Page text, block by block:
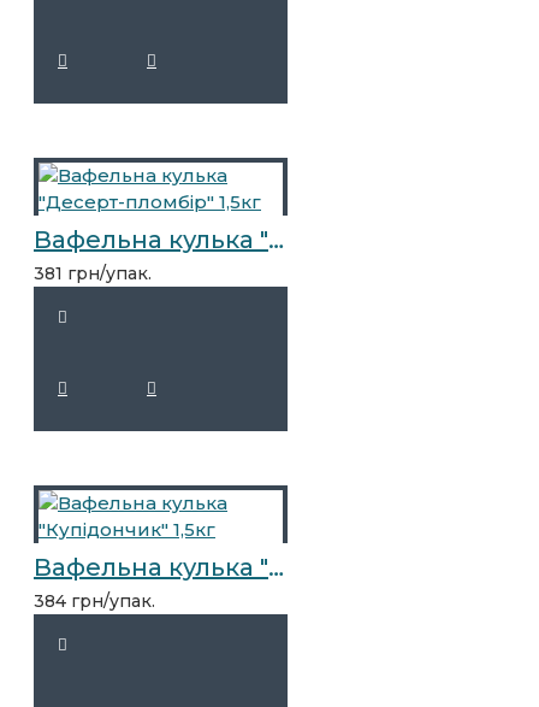
Вафельна кулька "Десерт-пломбір" 1,5кг
381 грн/упак.
Вафельна кулька "Купідончик" 1,5кг
384 грн/упак.